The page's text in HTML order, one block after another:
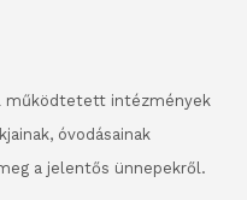
működtetett intézmények
óvodásainak
a jelentős ünnepekről.